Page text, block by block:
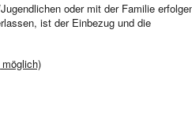
oder mit der Familie
ist der Einbezug und die